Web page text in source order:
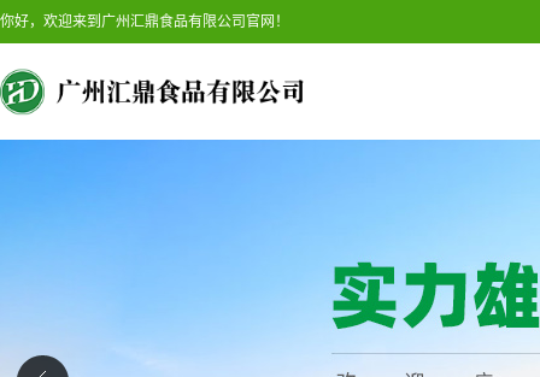
你好，欢迎来到广州汇鼎食品有限公司官网！